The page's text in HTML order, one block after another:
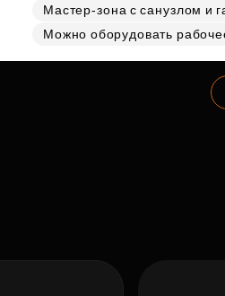
Мастер-зона с санузлом и
Можно оборудовать